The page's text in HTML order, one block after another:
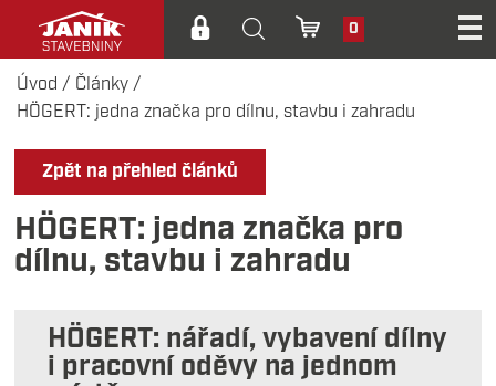
0
Úvod / Články /
HÖGERT: jedna značka pro dílnu, stavbu i zahradu
Zpět na přehled článků
HÖGERT: jedna značka pro
dílnu, stavbu i zahradu
HÖGERT: nářadí, vybavení dílny
i pracovní oděvy na jednom